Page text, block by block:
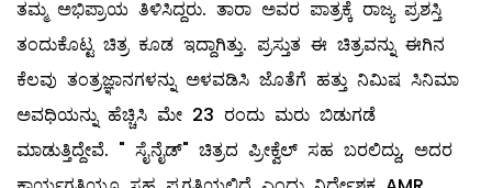
ತಮ್ಮ ಅಭಿಪ್ರಾಯ ತಿಳಿಸಿದ್ದರು. ತಾರಾ ಅವರ ಪಾತ್ರಕ್ಕೆ ರಾಜ್ಯ ಪ್ರಶಸ್ತಿ
ತಂದುಕೊಟ್ಟ ಚಿತ್ರ ಕೂಡ ಇದ್ದಾಗಿತ್ತು. ಪ್ರಸ್ತುತ ಈ ಚಿತ್ರವನ್ನು ಈಗಿನ
ಕೆಲವು ತಂತ್ರಜ್ಞಾನಗಳನ್ನು ಅಳವಡಿಸಿ‌ ಜೊತೆಗೆ ಹತ್ತು ನಿಮಿಷ ಸಿನಿಮಾ
ಅವಧಿಯನ್ನು ಹೆಚ್ಚಿಸಿ ಮೇ 23 ರಂದು ಮರು ಬಿಡುಗಡೆ
ಮಾಡುತ್ತಿದ್ದೇವೆ. " ಸೈನೈಡ್" ಚಿತ್ರದ ಪ್ರೀಕ್ವೆಲ್ ಸಹ ಬರಲಿದ್ದು, ಅದರ